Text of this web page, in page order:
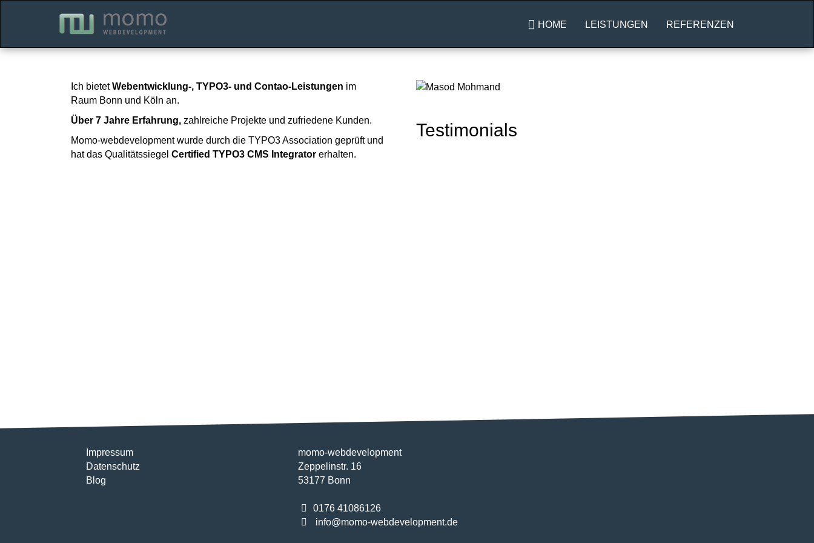
HOME LEISTUNGEN REFERENZEN
Ich bietetWebentwicklung-, TYPO3- und Contao-Leistungen im
Raum Bonn und Köln an.
Über 7 Jahre Erfahrung, zahlreiche Projekte und zufriedene Kunden.
Momo-webdevelopment wurde durch die TYPO3 Association geprüft und
hat das Qualitätssiegel Certified TYPO3 CMS Integrator erhalten.
Testimonials
Impressum
Datenschutz
Blog
momo-webdevelopment
Zeppelinstr. 16
53177 Bonn
0176 41086126
info@momo-webdevelopment.de